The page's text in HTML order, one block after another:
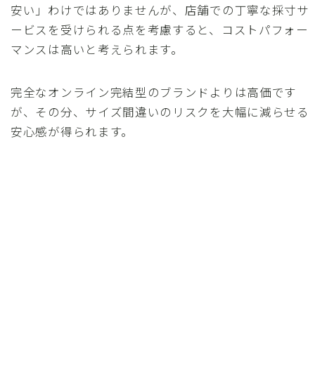
安い」わけではありませんが、店舗での丁寧な採寸サ
ービスを受けられる点を考慮すると、コストパフォー
マンスは高いと考えられます。
完全なオンライン完結型のブランドよりは高価です
が、その分、サイズ間違いのリスクを大幅に減らせる
安心感が得られます。